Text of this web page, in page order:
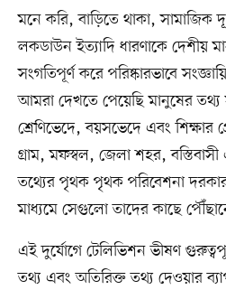
মনে করি, বাড়িতে থাকা, সামাজিক
লকডাউন ইত্যাদি ধারণাকে দেশীয়
সংগতিপূর্ণ করে পরিষ্কারভাবে
আমরা দেখতে পেয়েছি মানুষের তথ্য
শ্রেণিভেদে, বয়সভেদে এবং শিক্ষার
গ্রাম, মফস্বল, জেলা শহর,
তথ্যের পৃথক পৃথক পরিবেশনা
মাধ্যমে সেগুলো তাদের কাছে
এই দুর্যোগে টেলিভিশন ভীষণ
তথ্য এবং অতিরিক্ত তথ্য দেওয়ার